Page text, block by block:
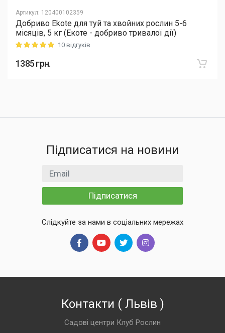
Артикул: 120400102359
Добриво Еkote для туй та хвойних рослин 5-6
місяців, 5 кг (Екоте - добриво тривалої дії)
Rating: 5 out of 510 відгуків
1385грн.
Підписатися на новини
Email
Підписатися
Слідкуйте за нами в соціальних мережах
Контакти ( Львів )
Садові центри Клуб Рослин